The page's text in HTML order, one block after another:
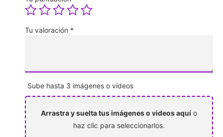
Tu valoración *
Sube hasta 3 imágenes o vídeos
Arrastra y suelta tus imágenes o videos aquí o
haz clic para seleccionarlos.